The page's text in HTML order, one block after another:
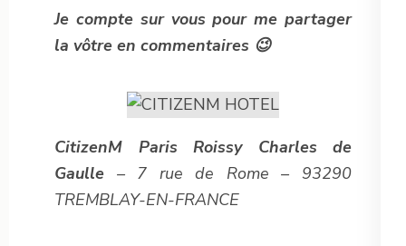
Je compte sur vous pour me partager
la vôtre en commentaires 😉
CitizenM Paris Roissy Charles de
Gaulle – 7 rue de Rome – 93290
TREMBLAY-EN-FRANCE